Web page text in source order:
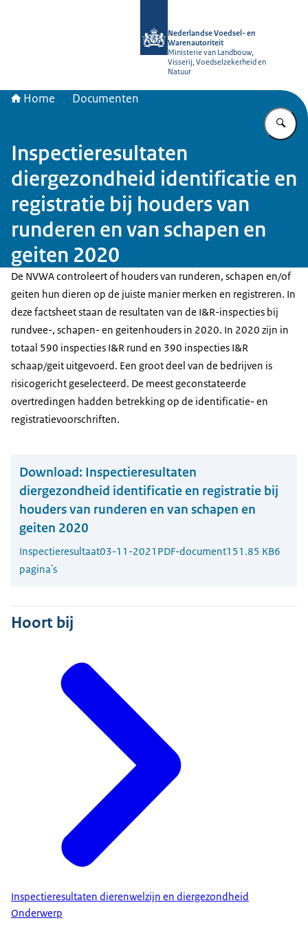
Nederlandse Voedsel- en
Warenautoriteit
Ministerie van Landbouw,
Visserij, Voedselzekerheid en
Natuur
Home Documenten
Inspectieresultaten
diergezondheid identificatie en
registratie bij houders van
runderen en van schapen en
geiten 2020
De NVWA controleert of houders van runderen, schapen en/of
geiten hun dieren op de juiste manier merken en registreren. In
deze factsheet staan de resultaten van de I&R-inspecties bij
rundvee-, schapen- en geitenhouders in 2020. In 2020 zijn in
totaal 590 inspecties I&R rund en 390 inspecties I&R
schaap/geit uitgevoerd. Een groot deel van de bedrijven is
risicogericht geselecteerd. De meest geconstateerde
overtredingen hadden betrekking op de identificatie- en
registratievoorschriften.
Download: Inspectieresultaten
diergezondheid identificatie en registratie bij
houders van runderen en van schapen en
geiten 2020
Inspectieresultaat03-11-2021 PDF-document151.85 KB6
pagina's
Hoort bij
Inspectieresultaten dierenwelzijn en diergezondheid
Onderwerp